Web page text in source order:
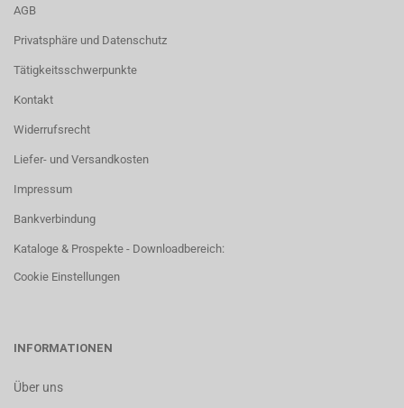
AGB
Privatsphäre und Datenschutz
Tätigkeitsschwerpunkte
Kontakt
Widerrufsrecht
Liefer- und Versandkosten
Impressum
Bankverbindung
Kataloge & Prospekte - Downloadbereich:
Cookie Einstellungen
INFORMATIONEN
Über uns